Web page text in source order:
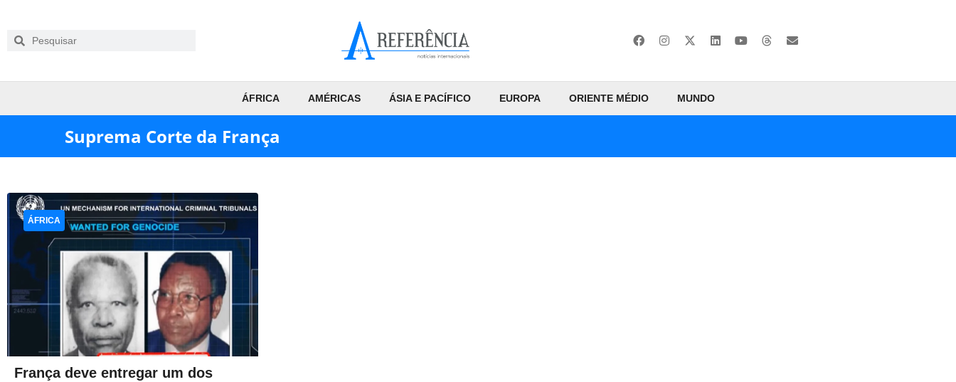
ÁFRICA AMÉRICAS ÁSIA E PACÍFICO EUROPA ORIENTE MÉDIO MUNDO
Suprema Corte da França
França deve entregar um dos
ÁFRICA